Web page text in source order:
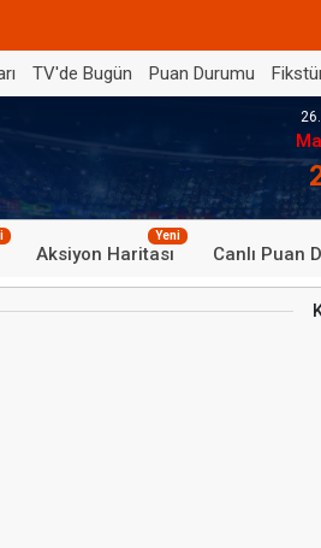
TV'de Bugün Puan Durumu
Aksiyon Haritası
Yeni
Canlı Puan